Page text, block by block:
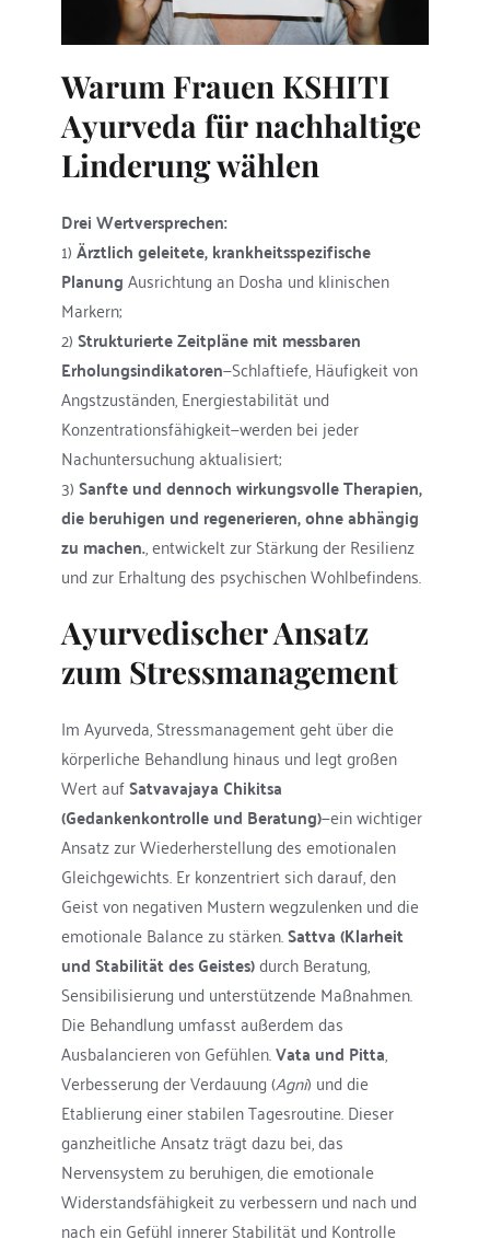
Warum Frauen KSHITI
Ayurveda für nachhaltige
Linderung wählen
Drei Wertversprechen:
1) Ärztlich geleitete, krankheitsspezifische
Planung Ausrichtung an Dosha und klinischen
Markern;
2) Strukturierte Zeitpläne mit messbaren
Erholungsindikatoren—Schlaftiefe, Häufigkeit von
Angstzuständen, Energiestabilität und
Konzentrationsfähigkeit—werden bei jeder
Nachuntersuchung aktualisiert;
3) Sanfte und dennoch wirkungsvolle Therapien,
die beruhigen und regenerieren, ohne abhängig
zu machen., entwickelt zur Stärkung der Resilienz
und zur Erhaltung des psychischen Wohlbefindens.
Ayurvedischer Ansatz
zum Stressmanagement
Im Ayurveda, Stressmanagement geht über die
körperliche Behandlung hinaus und legt großen
Wert auf Satvavajaya Chikitsa
(Gedankenkontrolle und Beratung)—ein wichtiger
Ansatz zur Wiederherstellung des emotionalen
Gleichgewichts. Er konzentriert sich darauf, den
Geist von negativen Mustern wegzulenken und die
emotionale Balance zu stärken. Sattva (Klarheit
und Stabilität des Geistes) durch Beratung,
Sensibilisierung und unterstützende Maßnahmen.
Die Behandlung umfasst außerdem das
Ausbalancieren von Gefühlen. Vata und Pitta,
Verbesserung der Verdauung (Agni) und die
Etablierung einer stabilen Tagesroutine. Dieser
ganzheitliche Ansatz trägt dazu bei, das
Nervensystem zu beruhigen, die emotionale
Widerstandsfähigkeit zu verbessern und nach und
nach ein Gefühl innerer Stabilität und Kontrolle